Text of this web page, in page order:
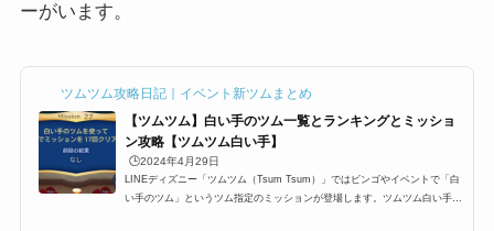
ーがいます。
ツムツム攻略日記｜イベント新ツムまとめ
【ツムツム】白い手のツム一覧とランキングとミッショ
ン攻略【ツムツム白い手】
🕒️2024年4月29日
LINEディズニー「ツムツム（Tsum Tsum）」ではビンゴやイベントで「白
い手のツム」というツム指定のミッションが登場します。ツムツム白い手の